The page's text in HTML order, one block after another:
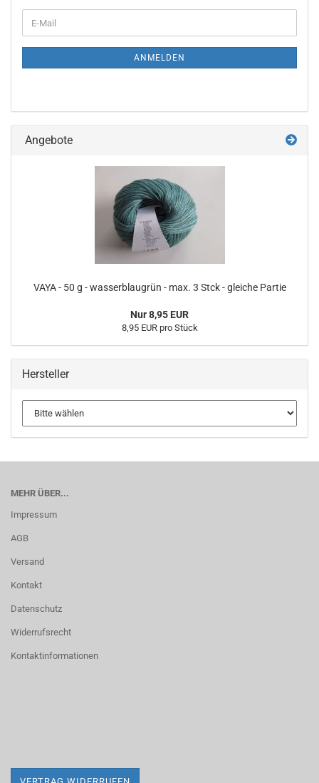
ZUR
E-
Mail
ANMELDEN
Angebote
VAYA - 50 g - wasserblaugrün - max. 3 Stck - gleiche Partie
Nur 8,95 EUR
8,95 EUR pro Stück
Hersteller
MEHR ÜBER...
Impressum
AGB
Versand
Kontakt
Datenschutz
Widerrufsrecht
Kontaktinformationen